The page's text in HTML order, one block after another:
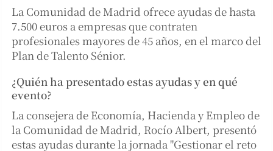
La Comunidad de Madrid ofrece ayudas de hasta
7.500 euros a empresas que contraten
profesionales mayores de 45 años, en el marco del
Plan de Talento Sénior.
¿Quién ha presentado estas ayudas y en qué
evento?
La consejera de Economía, Hacienda y Empleo de
la Comunidad de Madrid, Rocío Albert, presentó
estas ayudas durante la jornada "Gestionar el reto